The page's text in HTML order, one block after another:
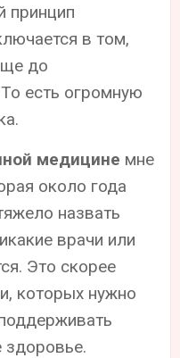
принцип
в том,
до
есть огромную
медицине мне
около года
назвать
врачи или
Это скорее
которых нужно
здоровье.